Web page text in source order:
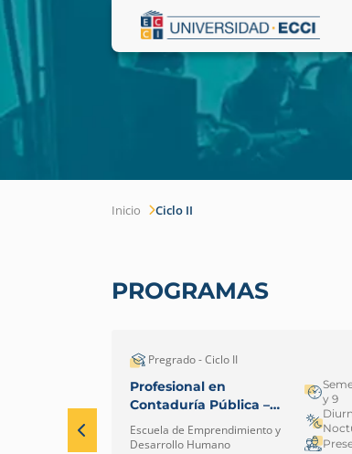
Inicio Ciclo II
PROGRAMAS
Pregrado - Ciclo II
Profesional en
Contaduría Pública –
Bogotá
Escuela de Emprendimiento y
Desarrollo Humano
y 9